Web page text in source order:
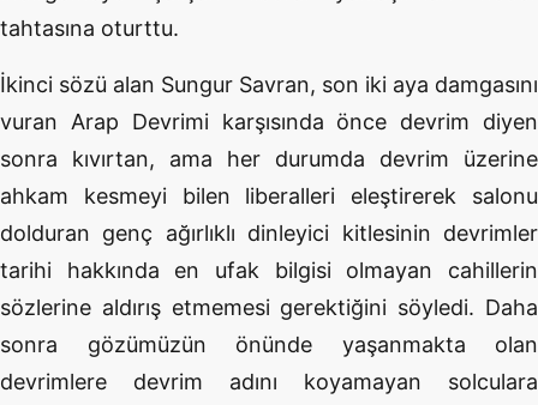
tahtasına oturttu.
İkinci sözü alan Sungur Savran, son iki aya damgasını
vuran Arap Devrimi karşısında önce devrim diyen
sonra kıvırtan, ama her durumda devrim üzerine
ahkam kesmeyi bilen liberalleri eleştirerek salonu
dolduran genç ağırlıklı dinleyici kitlesinin devrimler
tarihi hakkında en ufak bilgisi olmayan cahillerin
sözlerine aldırış etmemesi gerektiğini söyledi. Daha
sonra gözümüzün önünde yaşanmakta olan
devrimlere devrim adını koyamayan solculara